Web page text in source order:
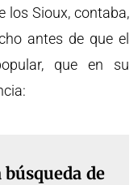
los Sioux, contaba,
antes de que el
que en su
de